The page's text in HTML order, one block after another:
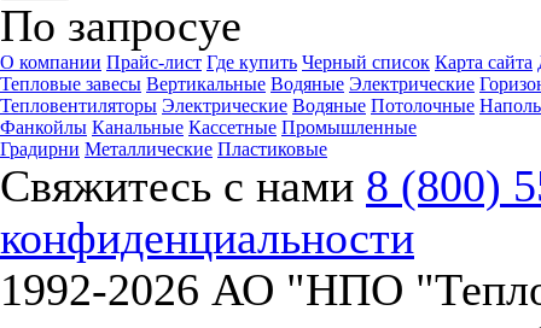
По запросуе
О компании Прайс-лист Где купить Черный список Карта сайта
Тепловые завесы Вертикальные Водяные Электрические
Тепловентиляторы Электрические Водяные Потолочные
Фанкойлы Канальные Кассетные Промышленные
Градирни Металлические Пластиковые
Свяжитесь с нами 8 (800)
конфиденциальности
1992-2026 АО "НПО